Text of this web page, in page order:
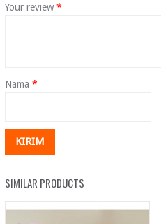
Your review *
Nama *
SIMILAR PRODUCTS